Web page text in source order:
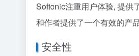
Softonic注重用户体验, 提供
和作者提供了一个有效的产
安全性